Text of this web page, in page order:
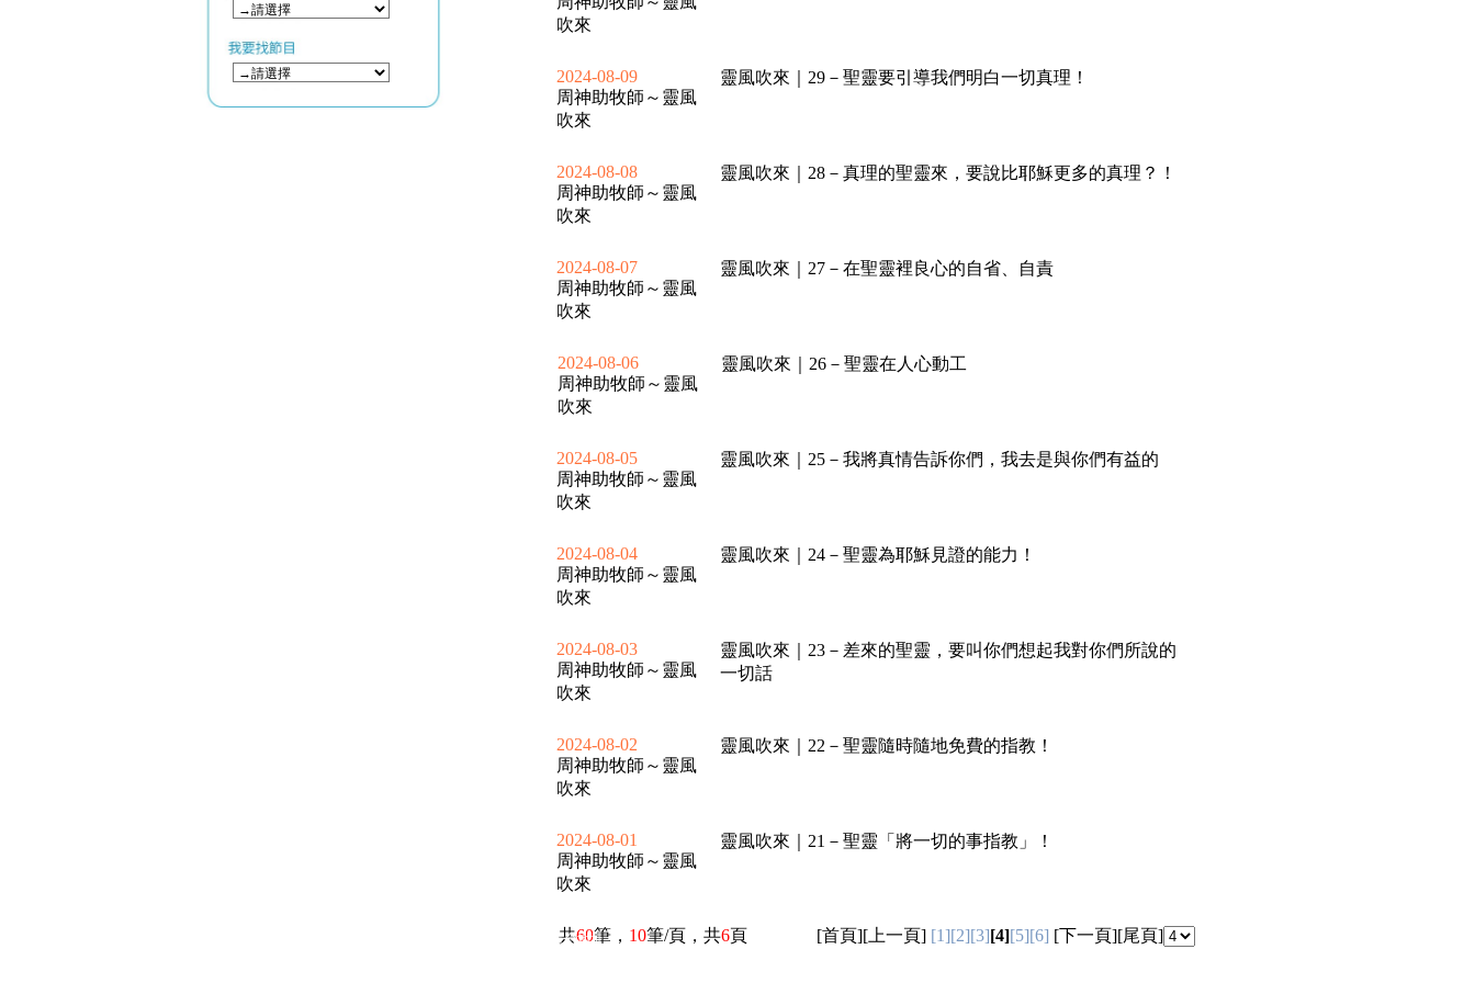
吹來
2024-08-09
周神助牧師～靈風
吹來
靈風吹來｜29－聖靈要引導我們明白一切真理！
2024-08-08
周神助牧師～靈風
吹來
靈風吹來｜28－真理的聖靈來，要說比耶穌更多的真理？！
2024-08-07
周神助牧師～靈風
吹來
靈風吹來｜27－在聖靈裡良心的自省、自責
2024-08-06
周神助牧師～靈風
吹來
靈風吹來｜26－聖靈在人心動工
2024-08-05
周神助牧師～靈風
吹來
靈風吹來｜25－我將真情告訴你們，我去是與你們有益的
2024-08-04
周神助牧師～靈風
吹來
靈風吹來｜24－聖靈為耶穌見證的能力！
2024-08-03
周神助牧師～靈風
吹來
靈風吹來｜23－差來的聖靈，要叫你們想起我對你們所說的
一切話
2024-08-02
周神助牧師～靈風
吹來
靈風吹來｜22－聖靈隨時隨地免費的指教！
2024-08-01
周神助牧師～靈風
吹來
靈風吹來｜21－聖靈「將一切的事指教」！
共60筆， 10筆/頁，共6頁 [首頁][上一頁] [1][2][3][4][5][6] [下一頁][尾頁]
佳音電台地址：